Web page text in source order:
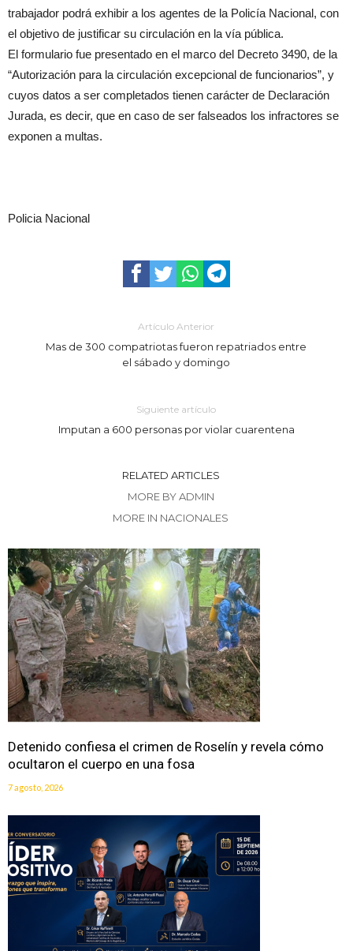
trabajador podrá exhibir a los agentes de la Policía Nacional, con
el objetivo de justificar su circulación en la vía pública.
El formulario fue presentado en el marco del Decreto 3490, de la
“Autorización para la circulación excepcional de funcionarios”, y
cuyos datos a ser completados tienen carácter de Declaración
Jurada, es decir, que en caso de ser falseados los infractores se
exponen a multas.
Policia Nacional
Artículo Anterior
Mas de 300 compatriotas fueron repatriados entre
el sábado y domingo
Siguiente artículo
Imputan a 600 personas por violar cuarentena
RELATED ARTICLES
MORE BY ADMIN
MORE IN NACIONALES
Detenido confiesa el crimen de Roselín y revela cómo
ocultaron el cuerpo en una fosa
7 agosto, 2026